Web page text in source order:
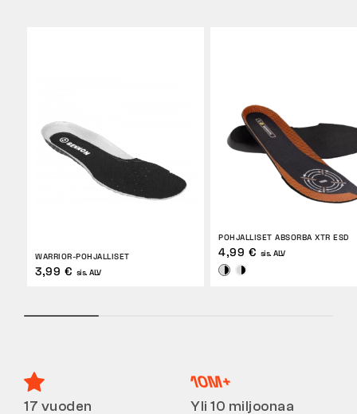
WARRIOR-POHJALLISET
3,99 € sis. ALV
POHJALLISET ABSORBA XTR ESD
4,99 € sis. ALV
17 vuoden
Yli 10 miljoonaa